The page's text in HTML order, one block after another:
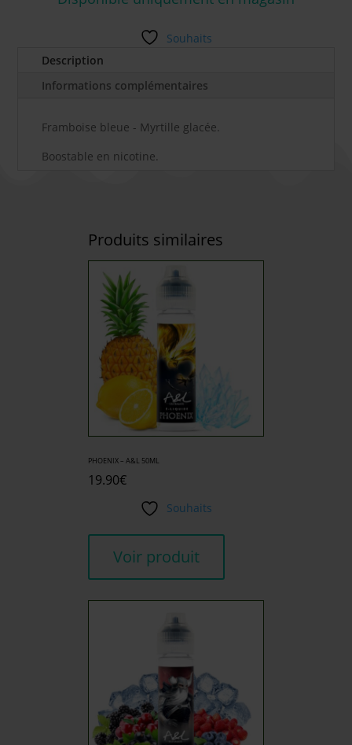
Souhaits
Description
Informations complémentaires
Framboise bleue - Myrtille glacée.
Boostable en nicotine.
Produits similaires
PHOENIX – A&L 50ML
19.90€
Souhaits
Voir produit